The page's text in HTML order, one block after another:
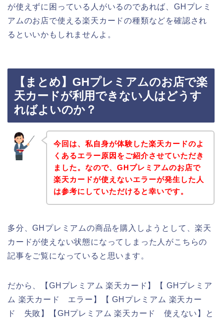
が使えずに困っている人がいるのであれば、GHプレミ
アムのお店で使える楽天カードの種類などを確認され
るといいかもしれませんよ。
【まとめ】GHプレミアムのお店で楽
天カードが利用できない人はどうす
ればよいのか？
今回は、私自身が体験した楽天カードのよ
くあるエラー原因をご紹介させていただき
ました。なので、GHプレミアムのお店で
楽天カードが使えないエラーが発生した人
は参考にしていただけると幸いです。
多分、GHプレミアムの商品を購入しようとして、楽天
カードが使えない状態になってしまった人がこちらの
記事をご覧になっていると思います。
だから、【GHプレミアム 楽天カード】【 GHプレミア
ム 楽天カード エラー】【 GHプレミアム 楽天カー
ド 失敗】【GHプレミアム 楽天カード 使えない】と